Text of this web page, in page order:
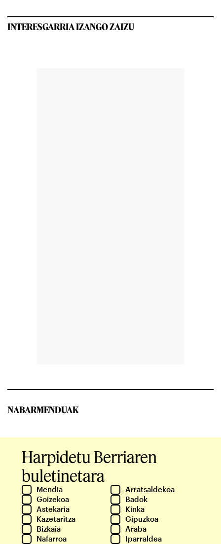
INTERESGARRIA IZANGO ZAIZU
NABARMENDUAK
Harpidetu Berriaren
buletinetara
Mendia
Arratsaldekoa
Goizekoa
Badok
Astekaria
Kinka
Kazetaritza
Gipuzkoa
Bizkaia
Araba
Nafarroa
Iparraldea